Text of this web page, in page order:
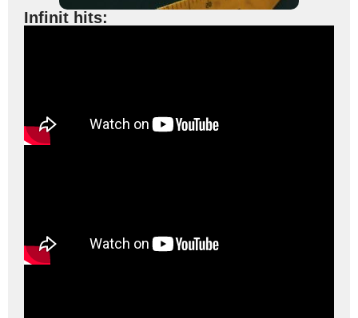
Infinit hits: